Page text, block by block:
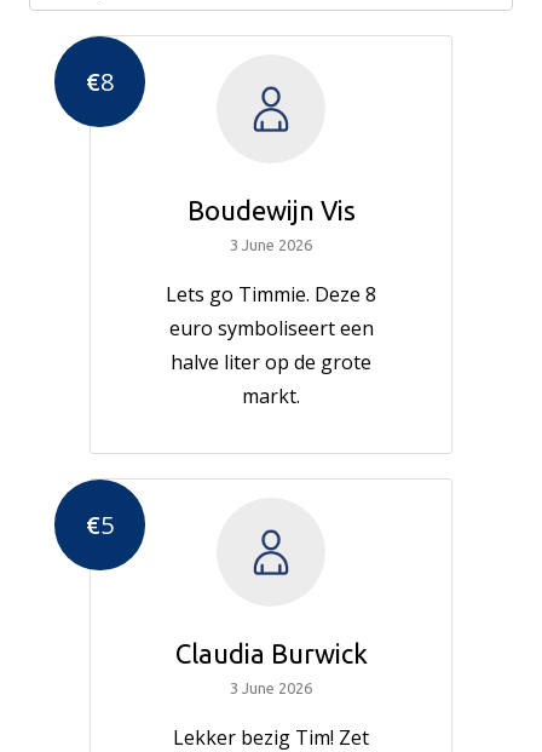
€8
Boudewijn Vis
3 June 2026
Lets go Timmie. Deze 8
euro symboliseert een
halve liter op de grote
markt.
€5
Claudia Burwick
3 June 2026
Lekker bezig Tim! Zet